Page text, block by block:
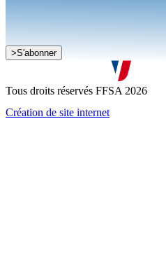
Je souhaite recevoir la newsletter
J'accepte que mes informations
politique de confidentialité
>S'abonner
Tous droits réservés FFSA 2026
Création de site internet